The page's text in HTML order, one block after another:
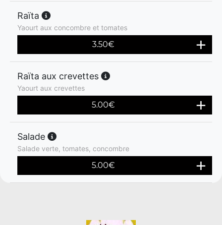
Raïta
Yaourt aux concombre et tomates
3.50€
Raïta aux crevettes
Yaourt aux crevettes
5.00€
Salade
Salade verte, tomates, concombre
5.00€